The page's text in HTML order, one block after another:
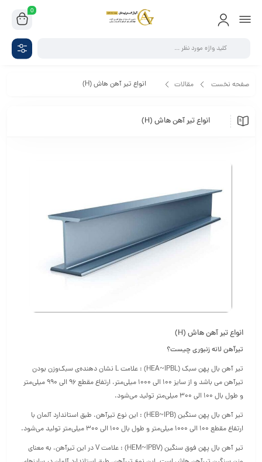
0
صفحه نخست مقالات انواع تیر آهن هاش (H)
انواع تیر آهن هاش (H)
انواع تیر آهن هاش (H)
تیرآهن لانه زنبوری چیست؟
تیر آهن بال پهن سبک (HEA~IPBL) : علامت L نشان دهنده‌ی سبک‌وزن بودن
تیرآهن می باشد و از سایز ۱۰۰ الی ۱۰۰۰ میلی‌متر، ارتفاع مقطع ۹۶ الی ۹۹۰ میلی‌متر
و طول بال ۱۰۰ الی ۳۰۰ میلی‌متر تولید می‌شود.
تیر آهن بال پهن سنگین (HEB~IPB) : این نوع تیرآهن، طبق استاندارد آلمان با
ارتفاع مقطع ۱۰۰ الی ۱۰۰۰ میلی‌متر و طول بال ۱۰۰ الی ۳۰۰ میلی‌متر تولید می‌شود.
تیر آهن بال پهن فوق سنگین (HEM~IPBV) : علامت V در این تیرآهن، به معنای